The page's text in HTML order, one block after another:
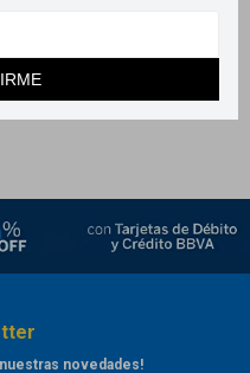
novedades!